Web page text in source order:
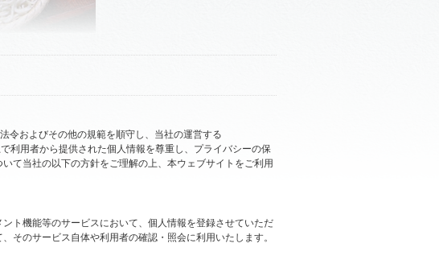
令およびその他の規範を順守し、当社の運営する
利用者から提供された個人情報を尊重し、プライバシーの保
て当社の以下の方針をご理解の上、本ウェブサイトをご利用
ト機能等のサービスにおいて、個人情報を登録させていただ
そのサービス自体や利用者の確認・照会に利用いたします。